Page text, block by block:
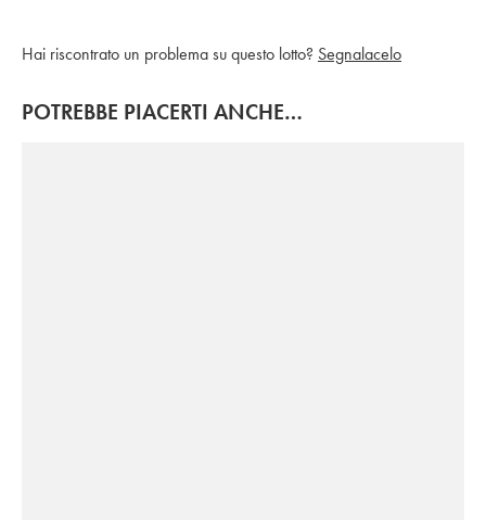
Hai riscontrato un problema su questo lotto? Segnalacelo
POTREBBE PIACERTI ANCHE…